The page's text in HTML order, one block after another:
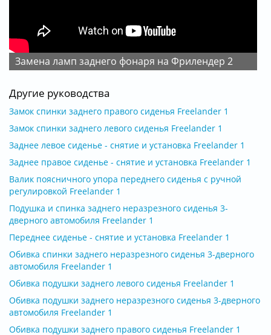
Замена ламп заднего фонаря на Фрилендер 2
Другие руководства
Замок спинки заднего правого сиденья Freelander 1
Замок спинки заднего левого сиденья Freelander 1
Заднее левое сиденье - снятие и установка Freelander 1
Заднее правое сиденье - снятие и установка Freelander 1
Валик поясничного упора переднего сиденья с ручной
регулировкой Freelander 1
Подушка и спинка заднего неразрезного сиденья 3-
дверного автомобиля Freelander 1
Переднее сиденье - снятие и установка Freelander 1
Обивка спинки заднего неразрезного сиденья 3-дверного
автомобиля Freelander 1
Обивка подушки заднего левого сиденья Freelander 1
Обивка подушки заднего неразрезного сиденья 3-дверного
автомобиля Freelander 1
Обивка подушки заднего правого сиденья Freelander 1